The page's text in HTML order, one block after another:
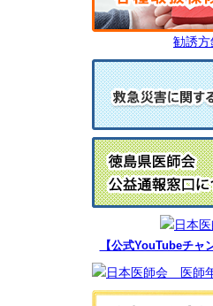
勧誘方
【公式YouTubeチャ